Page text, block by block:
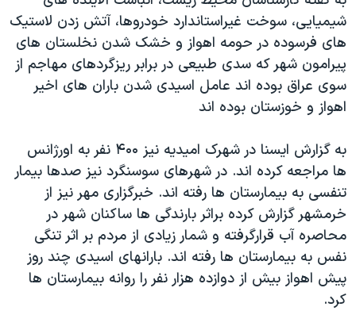
همایش محافظه‌کاران آمریکا «سی‌پک»
صفحه‌های ویژه
سفر پرزیدنت ترامپ به چین
شیمیایی، سوخت غیراستاندارد خودروها، آتش زدن لاستیک
های فرسوده در حومه اهواز و خشک شدن نخلستان های
پیرامون شهر که سدی طبیعی در برابر ریزگردهای مهاجم از
سوی عراق بوده اند عامل اسیدی شدن باران های اخیر
اهواز و خوزستان بوده اند
به گزارش ایسنا در شهرک امیدیه نیز ۴۰۰ نفر به اورژانس
ها مراجعه کرده اند. در شهرهای سوسنگرد نیز صدها بیمار
تنفسی به بیمارستان ها رفته اند. خبرگزاری مهر نیز از
خرمشهر گزارش کرده براثر بارندگی ها ساکنان شهر در
محاصره آب قرارگرفته و شمار زیادی از مردم بر اثر تنگی
نفس به بیمارستان ها رفته اند. بارانهای اسیدی چند روز
پیش اهواز بیش از دوازده هزار نفر را روانه بیمارستان ها
کرد.